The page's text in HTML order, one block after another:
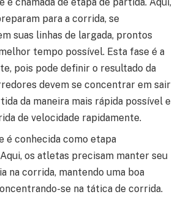
para a corrida, se
suas linhas de largada, prontos
tempo possível. Esta fase é a
pois pode definir o resultado da
devem se concentrar em sair
da maneira mais rápida possível e
de velocidade rapidamente.
é conhecida como etapa
os atletas precisam manter seu
na corrida, mantendo uma boa
se na tática de corrida.